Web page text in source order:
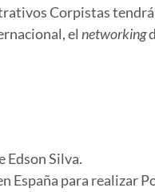
Corpistas
elnetworking
Edson Silva.
para realizar